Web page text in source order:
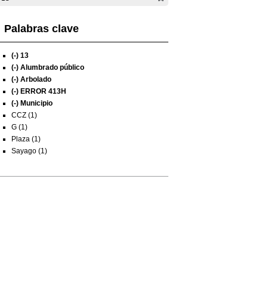
Palabras clave
(-) 13
(-) Alumbrado público
(-) Arbolado
(-) ERROR 413H
(-) Municipio
CCZ (1)
G (1)
Plaza (1)
Sayago (1)